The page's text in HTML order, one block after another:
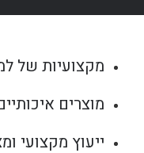
מקצועיות של
מוצרים
ייעוץ מקצועי